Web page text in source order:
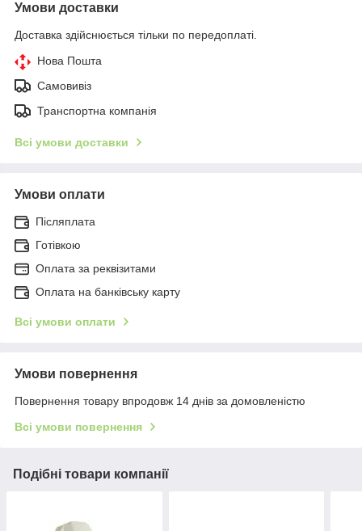
Умови доставки
Доставка здійснюється тільки по передоплаті.
Нова Пошта
Самовивіз
Транспортна компанія
Всі умови доставки
Умови оплати
Післяплата
Готівкою
Оплата за реквізитами
Оплата на банківську карту
Всі умови оплати
Умови повернення
Повернення товару впродовж 14 днів за домовленістю
Всі умови повернення
Подібні товари компанії